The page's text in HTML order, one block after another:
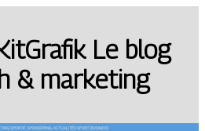
Le blog
& marketing